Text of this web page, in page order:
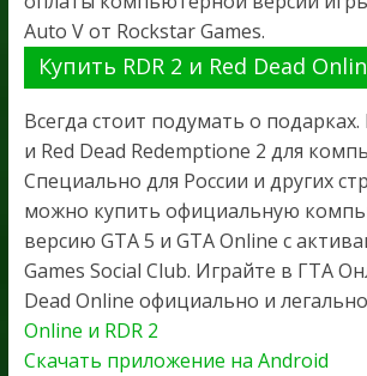
Auto V от Rockstar Games.
Купить RDR 2 и Red Dead
Всегда стоит подумать о
и Red Dead Redemptione 2 для
Специально для России и других
можно купить официальную
версию GTA 5 и GTA Online с
Games Social Club. Играйте в ГТА
Dead Online официально и
Online и RDR 2
Скачать приложение на Android